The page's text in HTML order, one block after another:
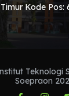
Timur Kode Pos:
Teknologi
Soepraon